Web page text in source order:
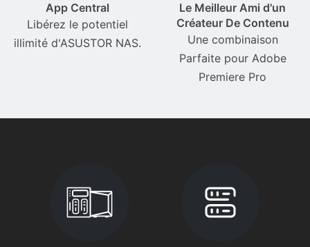
App Central
Libérez le potentiel
illimité d'ASUSTOR NAS.
Le Meilleur Ami d'un
Créateur De Contenu
Une combinaison
Parfaite pour Adobe
Premiere Pro